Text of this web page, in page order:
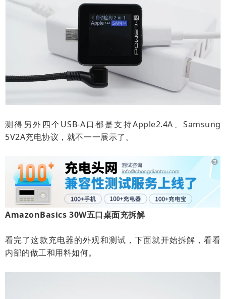
测得另外四个USB-A口都是支持Apple2.4A、Samsung
5V2A充电协议，就不一一展示了。
AmazonBasics 30W五口桌面充拆解
看完了这款充电器的外观和测试，下面就开始拆解，看看
内部的做工和用料如何。